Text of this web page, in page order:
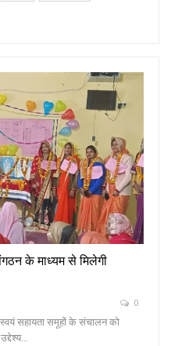
के माध्यम से मिलेगी
0
सहायता समूहों के संचालन को